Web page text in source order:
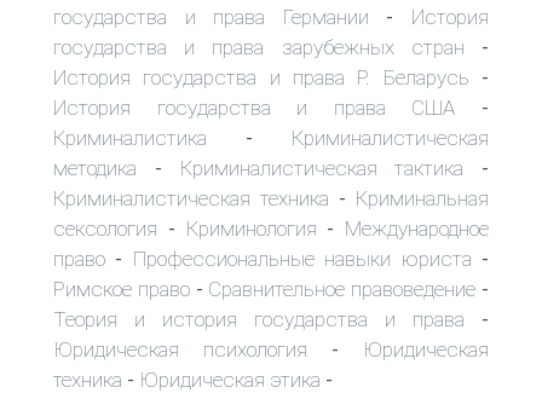
государства и права Германии - История
государства и права зарубежных стран -
История государства и права Р. Беларусь -
История государства и права США -
Криминалистика - Криминалистическая
методика - Криминалистическая тактика -
Криминалистическая техника - Криминальная
сексология - Криминология - Международное
право - Профессиональные навыки юриста -
Римское право- Сравнительное правоведение -
Теория и история государства и права -
Юридическая психология -
Юридическая
техника - Юридическая этика -